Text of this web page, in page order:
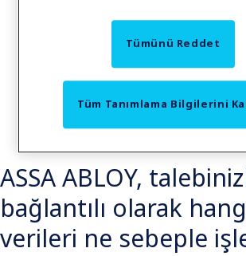
Gizlilik bildirimi -
Sahibi Erişim
ASSA ABLOY AB, kişisel verilerinizin
ASSA ABLOY,
bağlantılı olarak
verileri ne sebeple
Tümünü Reddet
Tüm Tanımlama Bilgilerini